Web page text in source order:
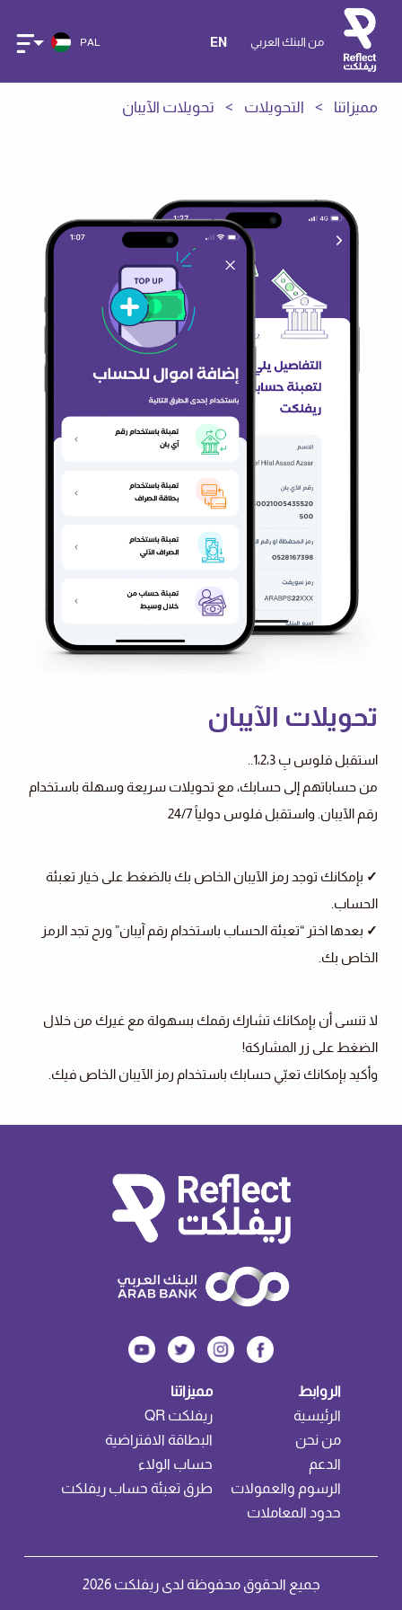
من البنك العربي EN
PAL
مميزاتنا التحويلات تحويلات الآيبان
تحويلات الآيبان
استقبل فلوس بِ 1،2،3..
من حساباتهم إلى حسابك، مع تحويلات سريعة وسهلة باستخدام
رقم الآيبان. واستقبل فلوس دولياً 24/7
✓ بإمكانك توجد رمز الآيبان الخاص بك بالضغط على خيار تعبئة
الحساب.
✓ بعدها اختر “تعبئة الحساب باستخدام رقم آيبان” ورح تجد الرمز
الخاص بك.
لا تنسى أن بإمكانك تشارك رقمك بسهولة مع غيرك من خلال
الضغط على زر المشاركة!
وأكيد بإمكانك تعبّي حسابك باستخدام رمز الآيبان الخاص فيك.
الروابط
الرئيسية
من نحن
الدعم
الرسوم والعمولات
حدود المعاملات
مميزاتنا
ريفلكت QR
البطاقة الافتراضية
حساب الولاء
طرق تعبئة حساب ريفلكت
جميع الحقوق محفوظة لدى ريفلكت 2026